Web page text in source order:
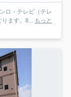
ロ・テレビ（テレ
ります。8... もっと